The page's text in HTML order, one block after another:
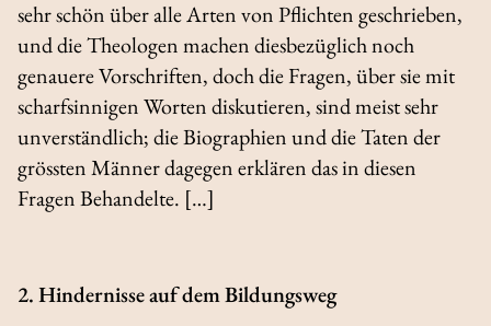
sehr schön über alle Arten von Pflichten geschrieben,
und die Theologen machen diesbezüglich noch
genauere Vorschriften, doch die Fragen, über sie mit
scharfsinnigen Worten diskutieren, sind meist sehr
unverständlich; die Biographien und die Taten der
grössten Männer dagegen erklären das in diesen
Fragen Behandelte. […]
2. Hindernisse auf dem Bildungsweg